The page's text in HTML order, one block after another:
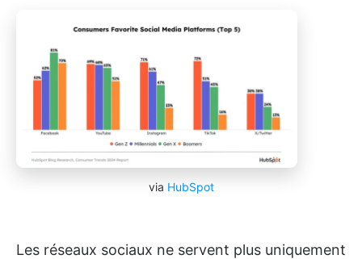
via HubSpot
Les réseaux sociaux ne servent plus uniquement